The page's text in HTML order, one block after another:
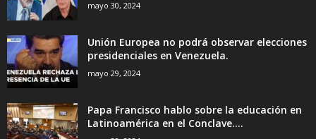
mayo 30, 2024
Unión Europea no podrá observar elecciones
presidenciales en Venezuela.
mayo 29, 2024
Papa Francisco hablo sobre la educación en
Latinoamérica en el Conclave....